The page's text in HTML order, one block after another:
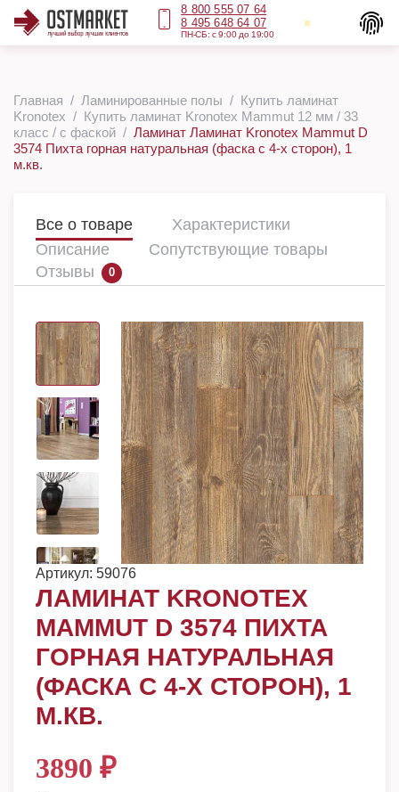
8 800 555 07 64
8 495 648 64 07
ПН-СБ: с 9:00 до 19:00
Главная Ламинированные полы
Купить ламинат
Kronotex
Купить ламинат Kronotex Mammut 12 мм / 33
класс / с фаской
Ламинат Ламинат Kronotex Mammut D
3574 Пихта горная натуральная (фаска с 4-х сторон), 1
м.кв.
Все о товаре
Характеристики
Описание
Сопутствующие товары
Отзывы
0
Артикул: 59076
ЛАМИНАТ KRONOTEX
MAMMUT D 3574 ПИХТА
ГОРНАЯ НАТУРАЛЬНАЯ
(ФАСКА С 4-Х СТОРОН), 1
М.КВ.
3890 ₽